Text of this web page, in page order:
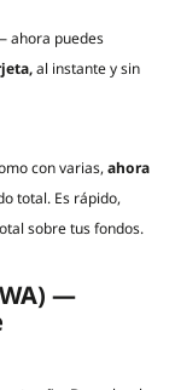
ahora puedes
al instante y sin
con varias, ahora
total. Es rápido,
sobre tus fondos.
—